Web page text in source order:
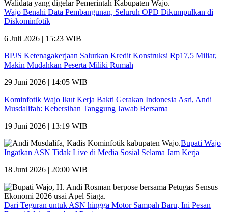
Wajo Benahi Data Pembangunan, Seluruh OPD Dikumpulkan di
Diskominfotik
6 Juli 2026 | 15:23 WIB
BPJS Ketenagakerjaan Salurkan Kredit Konstruksi Rp17,5 Miliar,
Makin Mudahkan Peserta Miliki Rumah
29 Juni 2026 | 14:05 WIB
Kominfotik Wajo Ikut Kerja Bakti Gerakan Indonesia Asri, Andi
Musdalifah: Kebersihan Tanggung Jawab Bersama
19 Juni 2026 | 13:19 WIB
Bupati Wajo
Ingatkan ASN Tidak Live di Media Sosial Selama Jam Kerja
18 Juni 2026 | 20:00 WIB
Dari Teguran untuk ASN hingga Motor Sampah Baru, Ini Pesan